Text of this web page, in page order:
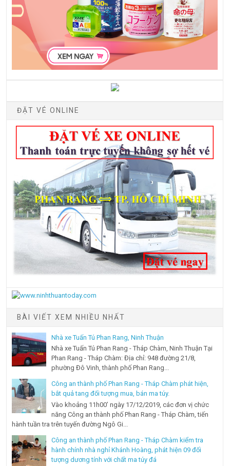
ĐẶT VÉ ONLINE
BÀI VIẾT XEM NHIỀU NHẤT
Nhà xe Tuấn Tú Phan Rang, Ninh Thuận
Nhà xe Tuấn Tú Phan Rang - Tháp Chàm, Ninh Thuận Tại
Phan Rang - Tháp Chàm: Địa chỉ: 948 đường 21/8,
phường Đô Vinh, thành phố Phan Rang...
Công an thành phố Phan Rang - Tháp Chàm phát hiện,
bắt quả tang đối tượng mua, bán ma túy.
Vào khoảng 11h00’ ngày 17/12/2019, các đơn vị chức
năng Công an thành phố Phan Rang - Tháp Chàm, tiến
hành tuần tra trên tuyến đường Ngô Gi...
Công an thành phố Phan Rang - Tháp Chàm kiểm tra
hành chính nhà nghỉ Khánh Hoàng, phát hiện 09 đối
tượng dương tính với chất ma túy đá